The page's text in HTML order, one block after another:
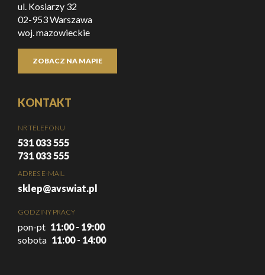
ul. Kosiarzy 32
02-953 Warszawa
woj. mazowieckie
ZOBACZ NA MAPIE
KONTAKT
NR TELEFONU
531 033 555
731 033 555
ADRES E-MAIL
sklep@avswiat.pl
GODZINY PRACY
pon-pt 11:00 - 19:00
sobota 11:00 - 14:00